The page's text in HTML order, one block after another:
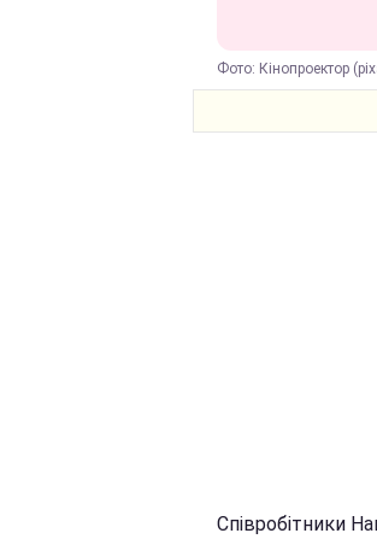
Фото: Кінопроектор
Співробітники